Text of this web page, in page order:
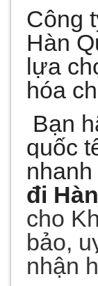
Công
Hàn
lựa
hóa
Bạn
quốc
nhanh
đi
cho
bảo,
nhận